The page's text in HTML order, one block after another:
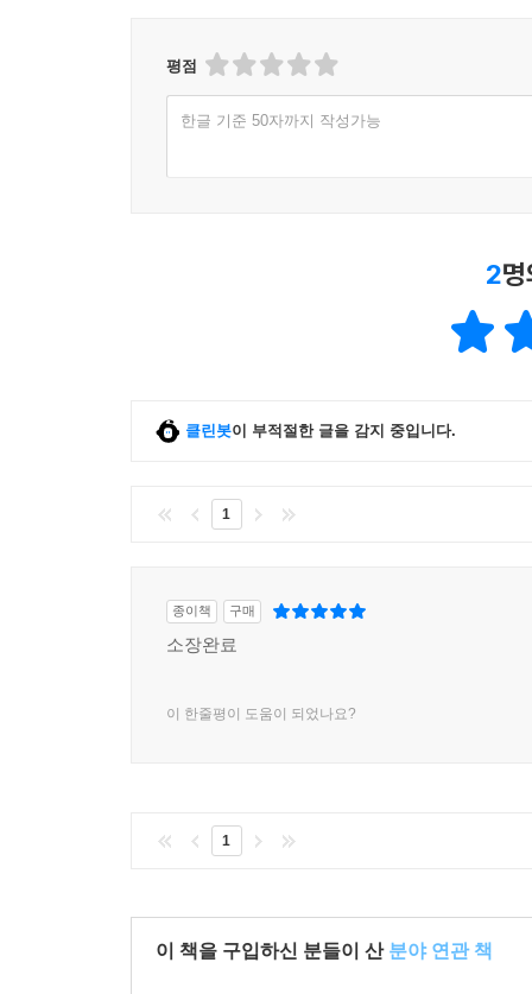
평점
한글 기준 50자까지 작성가능
2
클린봇이 부적절한 글을 감지 중입니다.
1
종이책 구매
소장완료
이 한줄평이 도움이 되었나요?
1
이 책을 구입하신 분들이 산 분야 연관 책